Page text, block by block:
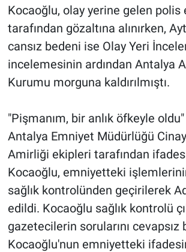
Kocaoğlu, olay yerine gelen polis
tarafından gözaltına alınırken,
cansız bedeni ise Olay Yeri
incelemesinin ardından Antalya
Kurumu morguna kaldırılmıştı.
"Pişmanım, bir anlık öfkeyle oldu"
Antalya Emniyet Müdürlüğü
Amirliği ekipleri tarafından
Kocaoğlu, emniyetteki
sağlık kontrolünden geçirilerek
edildi. Kocaoğlu sağlık kontrolü
gazetecilerin sorularını cevapsız
Kocaoğlu'nun emniyetteki